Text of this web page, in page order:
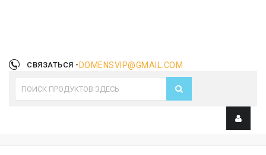
СВЯЗАТЬСЯ - DOMENSVIP@GMAIL.COM